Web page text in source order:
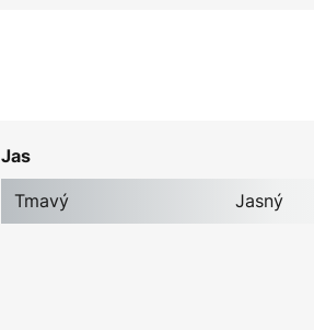
Jas
Tmavý Jasný